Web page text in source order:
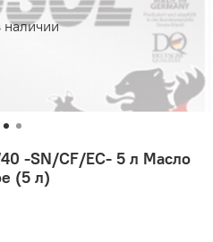
наличии
-SN/CF/EC- 5 л Масло
(5 л)